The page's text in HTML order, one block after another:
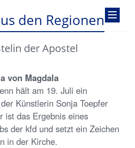
den Regionen
der Apostel
von Magdala
hält am 19. Juli ein
Künstlerin Sonja Toepfer
ist das Ergebnis eines
der kfd und setzt ein Zeichen
in der Kirche.